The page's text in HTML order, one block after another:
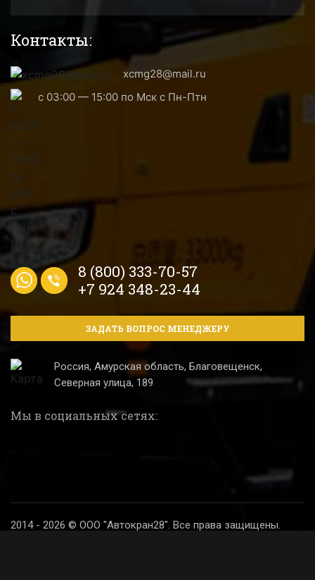
Контакты:
xcmg28@mail.ru
с 03:00 — 15:00 по Мск с Пн-Птн
8 (800) 333-70-57
+7 924 348-23-44
ЗАДАТЬ ВОПРОС МЕНЕДЖЕРУ
Россия, Амурская область, Благовещенск,
Северная улица, 189
Мы в социальных сетях:
2014 - 2026 © ООО "Автокран28". Все права защищены.